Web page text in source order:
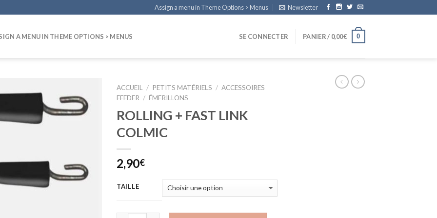
Assign a menu in Theme Options > Menus Newsletter
A MENU IN THEME OPTIONS > MENUS SE CONNECTER PANIER / 0,00€ 0
ACCUEIL / PETITS MATÉRIELS / ACCESSOIRES
FEEDER / ÉMERILLONS
ROLLING + FAST LINK
COLMIC
2,90€
TAILLE